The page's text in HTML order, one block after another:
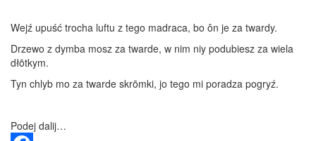
Wejź upuść trocha luftu z tego madraca, bo ôn je za twardy.
Drzewo z dymba mosz za twarde, w nim niy podubiesz za wiela
dłōtkym.
Tyn chlyb mo za twarde skrōmki, jo tego mi poradza pogryź.
Podej dalij…